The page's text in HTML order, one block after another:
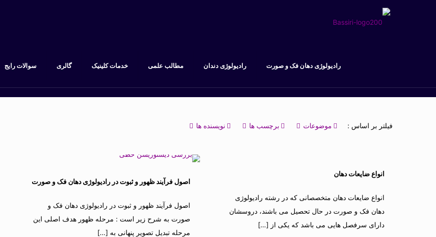
رادیولوژی دهان فک و صورت رادیولوژی دندان مطالب علمی خدمات کلینیک گالری سوالات رایج
فیلتر بر اساس : موضوعات برچسب ها نویسنده ها
انواع ضایعات دهان
انواع ضایعات دهان متخصصانی که در رشته رادیولوژی
دهان فک و صورت در حال تحصیل می باشند، دروسشان
دارای سرفصل هایی می باشد که یکی از […]
اصول فرآیند ظهور و ثبوت در رادیولوژی دهان فک و صورت
اصول فرآیند ظهور و ثبوت در رادیولوژی دهان فک و
صورت به شرح زیر است : مرحله ظهور هدف اصلی این
مرحله تبدیل تصویر پنهانی به […]